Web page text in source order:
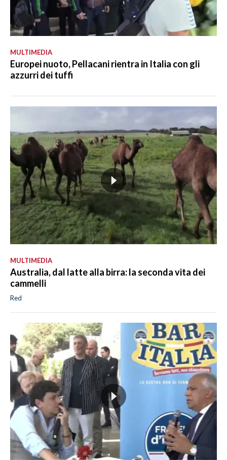
MULTIMEDIA
Europei nuoto, Pellacani rientra in Italia con gli
azzurri dei tuffi
MULTIMEDIA
Australia, dal latte alla birra: la seconda vita dei
cammelli
Red